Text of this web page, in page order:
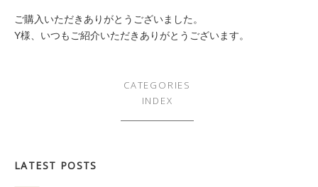
ご購入いただきありがとうございました。
Y様、いつもご紹介いただきありがとうございます。
CATEGORIES
INDEX
LATEST POSTS